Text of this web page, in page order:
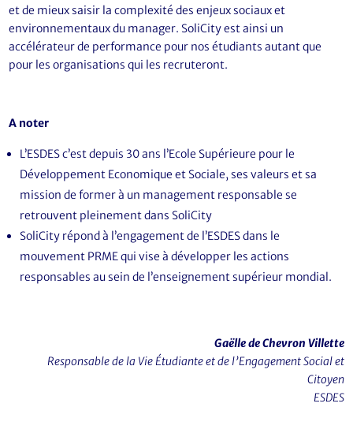
et de mieux saisir la complexité des enjeux sociaux et
environnementaux du manager. SoliCity est ainsi un
accélérateur de performance pour nos étudiants autant que
pour les organisations qui les recruteront.
A noter
L’ESDES c’est depuis 30 ans l’Ecole Supérieure pour le
Développement Economique et Sociale, ses valeurs et sa
mission de former à un management responsable se
retrouvent pleinement dans SoliCity
SoliCity répond à l’engagement de l’ESDES dans le
mouvement PRME qui vise à développer les actions
responsables au sein de l’enseignement supérieur mondial.
Gaëlle de Chevron Villette
Responsable de la Vie Étudiante et de l’Engagement Social et
Citoyen
ESDES